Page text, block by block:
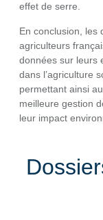
effet de serre.
En conclusion, les
agriculteurs
données sur leurs
dans l’agriculture
permettant ainsi
meilleure gestion
leur impact